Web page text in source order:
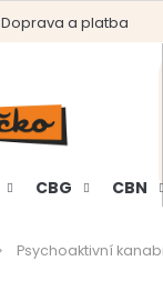
Doprava a platba
CBG CBN
Psychoaktivní